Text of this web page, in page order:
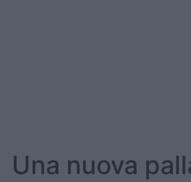
Una nuova